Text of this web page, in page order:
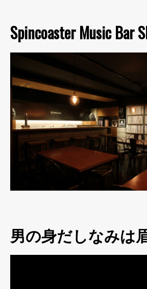
Spincoaster Music Bar
男の身だしなみは